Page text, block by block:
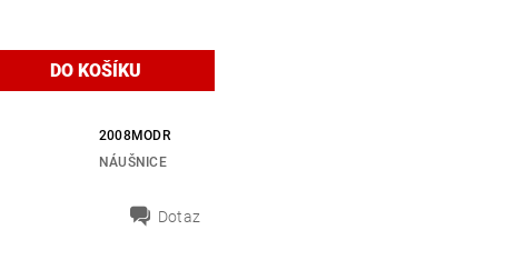
2008MODR
NÁUŠNICE
Dotaz